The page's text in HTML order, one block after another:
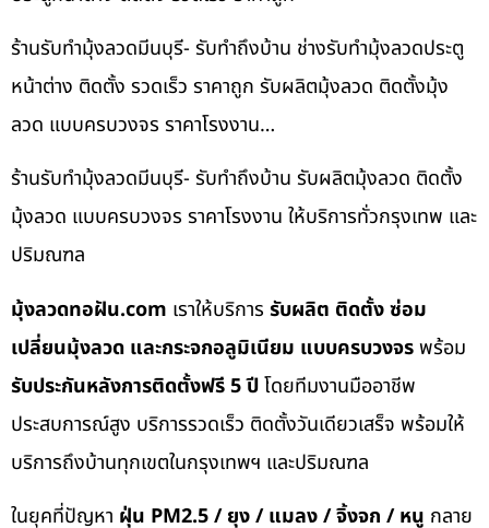
ร้านรับทำมุ้งลวดมีนบุรี- รับทำถึงบ้าน ช่างรับทำมุ้งลวดประตู
หน้าต่าง ติดตั้ง รวดเร็ว ราคาถูก รับผลิตมุ้งลวด ติดตั้งมุ้ง
ลวด แบบครบวงจร ราคาโรงงาน…
ร้านรับทำมุ้งลวดมีนบุรี- รับทำถึงบ้าน รับผลิตมุ้งลวด ติดตั้ง
มุ้งลวด แบบครบวงจร ราคาโรงงาน ให้บริการทั่วกรุงเทพ และ
ปริมณฑล
มุ้งลวดทอฝัน.com เราให้บริการ รับผลิต ติดตั้ง ซ่อม
เปลี่ยนมุ้งลวด และกระจกอลูมิเนียม แบบครบวงจรพร้อม
รับประกันหลังการติดตั้งฟรี 5 ปีโดยทีมงานมืออาชีพ
ประสบการณ์สูง บริการรวดเร็ว ติดตั้งวันเดียวเสร็จ พร้อมให้
บริการถึงบ้านทุกเขตในกรุงเทพฯ และปริมณฑล
ในยุคที่ปัญหา ฝุ่น PM2.5 / ยุง / แมลง / จิ้งจก / หนู กลาย